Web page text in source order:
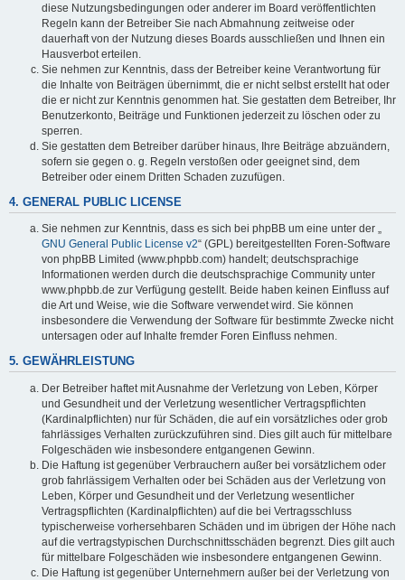
diese Nutzungsbedingungen oder anderer im Board veröffentlichten
Regeln kann der Betreiber Sie nach Abmahnung zeitweise oder
dauerhaft von der Nutzung dieses Boards ausschließen und Ihnen ein
Hausverbot erteilen.
Sie nehmen zur Kenntnis, dass der Betreiber keine Verantwortung für
die Inhalte von Beiträgen übernimmt, die er nicht selbst erstellt hat oder
die er nicht zur Kenntnis genommen hat. Sie gestatten dem Betreiber, Ihr
Benutzerkonto, Beiträge und Funktionen jederzeit zu löschen oder zu
sperren.
Sie gestatten dem Betreiber darüber hinaus, Ihre Beiträge abzuändern,
sofern sie gegen o. g. Regeln verstoßen oder geeignet sind, dem
Betreiber oder einem Dritten Schaden zuzufügen.
4. GENERAL PUBLIC LICENSE
Sie nehmen zur Kenntnis, dass es sich bei phpBB um eine unter der „
GNU General Public License v2“ (GPL) bereitgestellten Foren-Software
von phpBB Limited (www.phpbb.com) handelt; deutschsprachige
Informationen werden durch die deutschsprachige Community unter
www.phpbb.de zur Verfügung gestellt. Beide haben keinen Einfluss auf
die Art und Weise, wie die Software verwendet wird. Sie können
insbesondere die Verwendung der Software für bestimmte Zwecke nicht
untersagen oder auf Inhalte fremder Foren Einfluss nehmen.
5. GEWÄHRLEISTUNG
Der Betreiber haftet mit Ausnahme der Verletzung von Leben, Körper
und Gesundheit und der Verletzung wesentlicher Vertragspflichten
(Kardinalpflichten) nur für Schäden, die auf ein vorsätzliches oder grob
fahrlässiges Verhalten zurückzuführen sind. Dies gilt auch für mittelbare
Folgeschäden wie insbesondere entgangenen Gewinn.
Die Haftung ist gegenüber Verbrauchern außer bei vorsätzlichem oder
grob fahrlässigem Verhalten oder bei Schäden aus der Verletzung von
Leben, Körper und Gesundheit und der Verletzung wesentlicher
Vertragspflichten (Kardinalpflichten) auf die bei Vertragsschluss
typischerweise vorhersehbaren Schäden und im übrigen der Höhe nach
auf die vertragstypischen Durchschnittsschäden begrenzt. Dies gilt auch
für mittelbare Folgeschäden wie insbesondere entgangenen Gewinn.
Die Haftung ist gegenüber Unternehmern außer bei der Verletzung von